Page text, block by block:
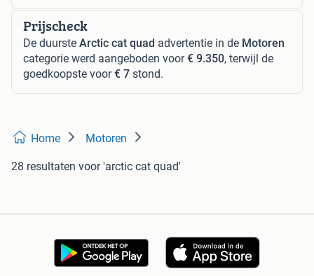
Prijscheck
De duurste Arctic cat quad advertentie in de Motoren
categorie werd aangeboden voor€ 9.350, terwijl de
goedkoopste voor€ 7 stond.
Home Motoren
28 resultaten voor 'arctic cat quad'